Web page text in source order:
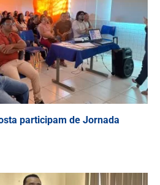
participam de Jornada